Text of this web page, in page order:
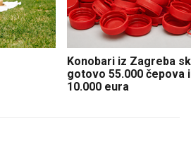
Konobari iz Zagreba
gotovo 55.000 čepova
10.000 eura